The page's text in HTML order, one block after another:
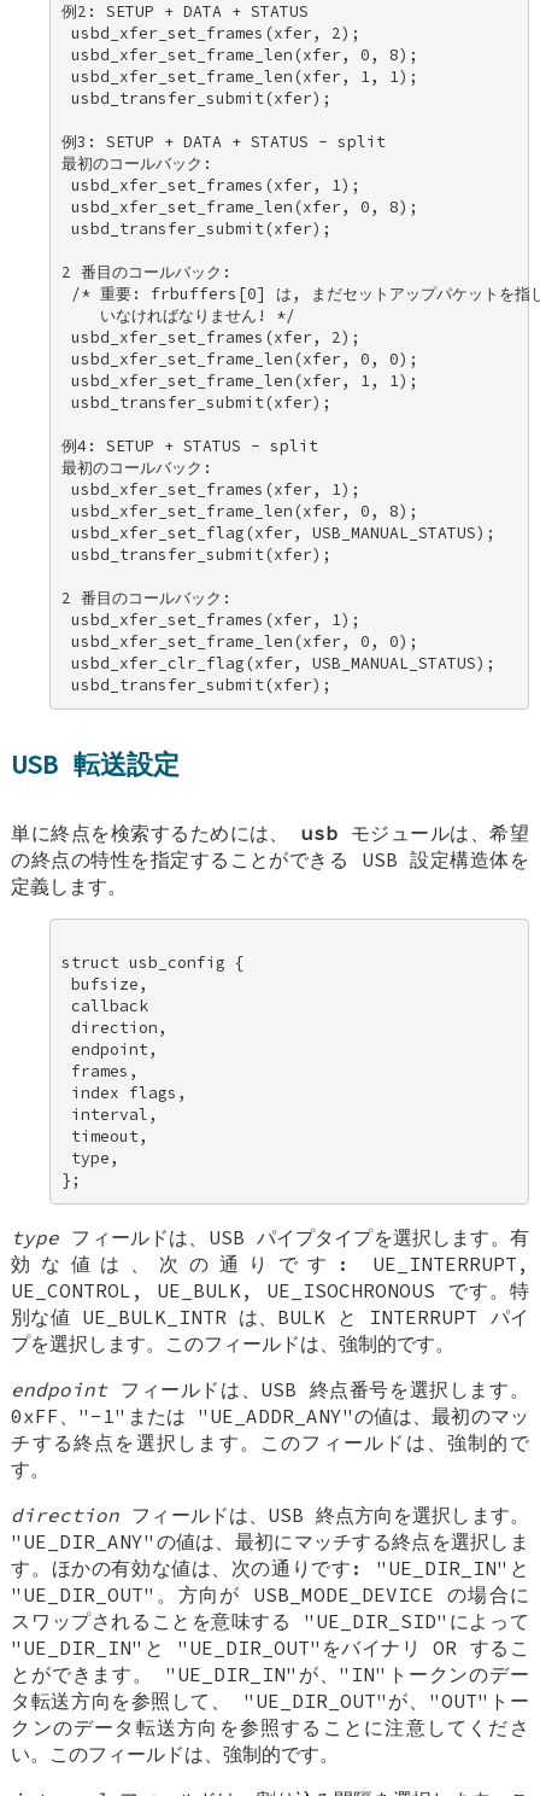
例2: SETUP + DATA + STATUS
usbd_xfer_set_frames(xfer, 2);
usbd_xfer_set_frame_len(xfer, 0, 8);
usbd_xfer_set_frame_len(xfer, 1, 1);
usbd_transfer_submit(xfer);
例3: SETUP + DATA + STATUS - split
最初のコールバック:
usbd_xfer_set_frames(xfer, 1);
usbd_xfer_set_frame_len(xfer, 0, 8);
usbd_transfer_submit(xfer);
2 番目のコールバック:
/* 重要: frbuffers[0] は, まだセットアップパケットを指
    いなければなりません! */
usbd_xfer_set_frames(xfer, 2);
usbd_xfer_set_frame_len(xfer, 0, 0);
usbd_xfer_set_frame_len(xfer, 1, 1);
usbd_transfer_submit(xfer);
例4: SETUP + STATUS - split
最初のコールバック:
usbd_xfer_set_frames(xfer, 1);
usbd_xfer_set_frame_len(xfer, 0, 8);
usbd_xfer_set_flag(xfer, USB_MANUAL_STATUS);
usbd_transfer_submit(xfer);
2 番目のコールバック:
usbd_xfer_set_frames(xfer, 1);
usbd_xfer_set_frame_len(xfer, 0, 0);
usbd_xfer_clr_flag(xfer, USB_MANUAL_STATUS);
USB 転送設定
単に終点を検索するためには、usb モジュールは、希望
の終点の特性を指定することができる USB 設定構造体を
定義します。
struct usb_config {
bufsize,
callback
direction,
endpoint,
frames,
index flags,
interval,
timeout,
type,
type フィールドは、USB パイプタイプを選択します。有
効な値は、次の通りです: UE_INTERRUPT,
UE_CONTROL, UE_BULK, UE_ISOCHRONOUS です。特
別な値 UE_BULK_INTR は、BULK と INTERRUPT パイ
プを選択します。このフィールドは、強制的です。
endpointフィールドは、USB 終点番号を選択します。
0xFF、"-1"または "UE_ADDR_ANY"の値は、最初のマッ
チする終点を選択します。このフィールドは、強制的で
す。
direction フィールドは、USB 終点方向を選択します。
"UE_DIR_ANY"の値は、最初にマッチする終点を選択しま
す。ほかの有効な値は、次の通りです: "UE_DIR_IN"と
"UE_DIR_OUT"。方向が USB_MODE_DEVICE の場合に
スワップされることを意味する "UE_DIR_SID"によって
"UE_DIR_IN"と "UE_DIR_OUT"をバイナリ OR するこ
とができます。 "UE_DIR_IN"が、"IN"トークンのデー
タ転送方向を参照して、 "UE_DIR_OUT"が、"OUT"トー
クンのデータ転送方向を参照することに注意してくださ
い。このフィールドは、強制的です。